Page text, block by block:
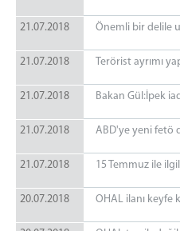
21.07.2018 Önemli bir delile
21.07.2018 Terörist ayrımı
21.07.2018 Bakan Gül:İpek
21.07.2018 ABD'ye yeni fetö
21.07.2018 15 Temmuz ile
20.07.2018 OHAL ilanı